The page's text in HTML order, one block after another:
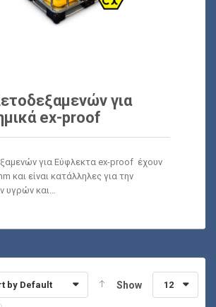
για
ex-proof
για Εύφλεκτα ex-proof έχουν
και είναι κατάλληλες για την
υγρών και…
by Default Show 12